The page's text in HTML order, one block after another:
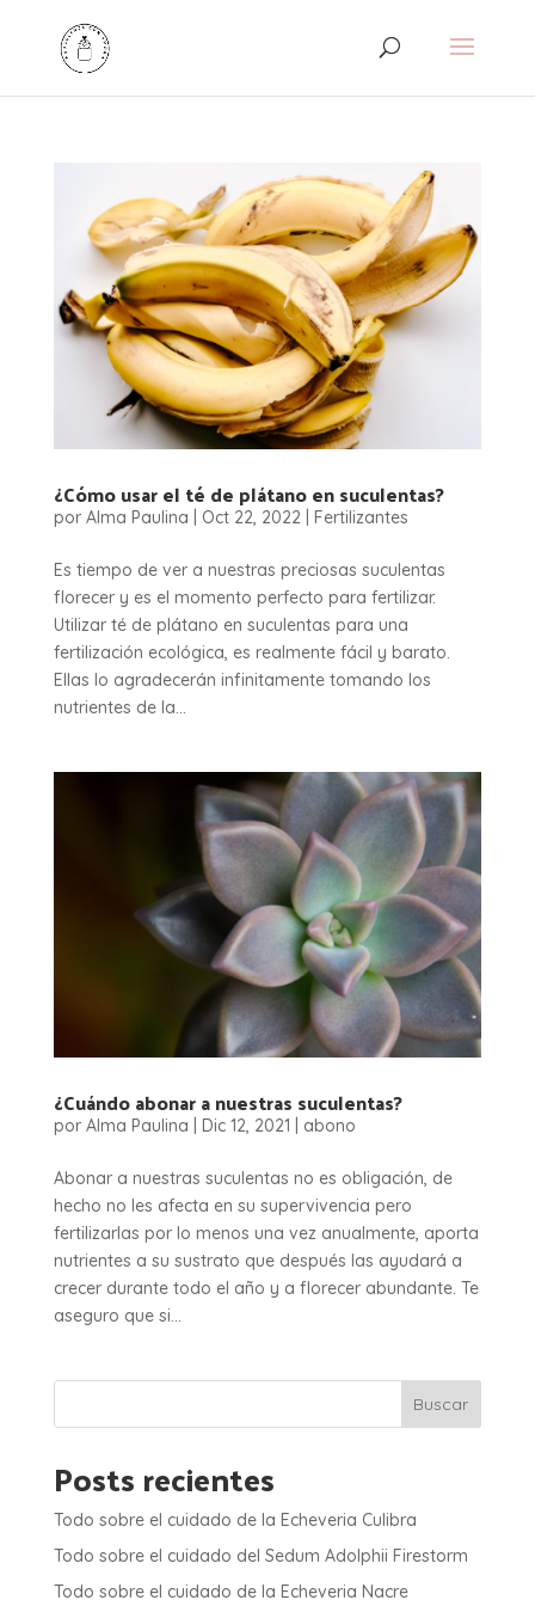
¿Cómo usar el té de plátano en suculentas?
por Alma Paulina Oct 22, 2022| Fertilizantes
Es tiempo de ver a nuestras preciosas suculentas
florecer y es el momento perfecto para fertilizar.
Utilizar té de plátano en suculentas para una
fertilización ecológica, es realmente fácil y barato.
Ellas lo agradecerán infinitamente tomando los
nutrientes de la...
¿Cuándo abonar a nuestras suculentas?
por Alma Paulina Dic 12, 2021 abono
Abonar a nuestras suculentas no es obligación, de
hecho no les afecta en su supervivencia pero
fertilizarlas por lo menos una vez anualmente, aporta
nutrientes a su sustrato que después las ayudará a
crecer durante todo el año y a florecer abundante. Te
aseguro que si...
Buscar
Posts recientes
Todo sobre el cuidado de la Echeveria Culibra
Todo sobre el cuidado del Sedum Adolphii Firestorm
Todo sobre el cuidado de la Echeveria Nacre